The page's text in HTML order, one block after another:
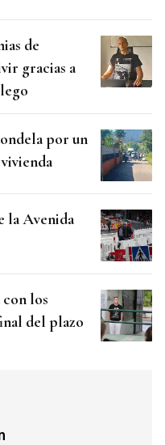
de
gracias a
por un
la Avenida
los
del plazo